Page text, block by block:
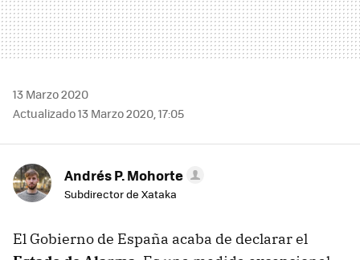
13 Marzo 2020
Actualizado 13 Marzo 2020, 17:05
Andrés P. Mohorte
Subdirector de Xataka
El Gobierno de España acaba de declarar el